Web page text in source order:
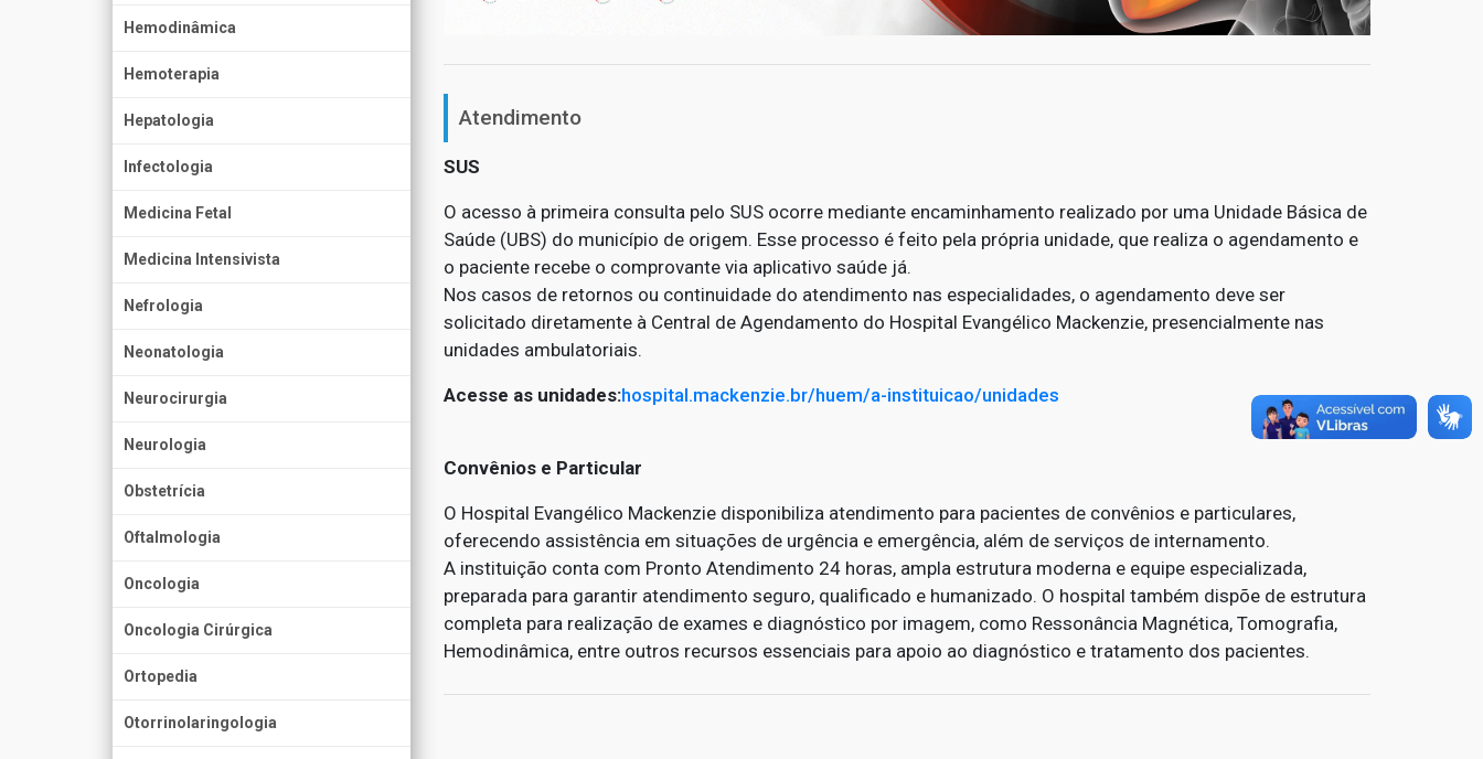
Hemodinâmica
Hemoterapia
Hepatologia
Infectologia
Medicina Fetal
Medicina Intensivista
Nefrologia
Neonatologia
Neurocirurgia
Neurologia
Obstetrícia
Oftalmologia
Oncologia
Oncologia Cirúrgica
Ortopedia
Otorrinolaringologia
Atendimento
SUS
O acesso à primeira consulta pelo SUS ocorre mediante encaminhamento realizado por uma Unidade Básica de
Saúde (UBS) do município de origem. Esse processo é feito pela própria unidade, que realiza o agendamento e
o paciente recebe o comprovante via aplicativo saúde já.
Nos casos de retornos ou continuidade do atendimento nas especialidades, o agendamento deve ser
solicitado diretamente à Central de Agendamento do Hospital Evangélico Mackenzie, presencialmente nas
unidades ambulatoriais.
Acesse as unidades:hospital.mackenzie.br/huem/a-instituicao/unidades
Convênios e Particular
O Hospital Evangélico Mackenzie disponibiliza atendimento para pacientes de convênios e particulares,
oferecendo assistência em situações de urgência e emergência, além de serviços de internamento.
A instituição conta com Pronto Atendimento 24 horas, ampla estrutura moderna e equipe especializada,
preparada para garantir atendimento seguro, qualificado e humanizado. O hospital também dispõe de estrutura
completa para realização de exames e diagnóstico por imagem, como Ressonância Magnética, Tomografia,
Hemodinâmica, entre outros recursos essenciais para apoio ao diagnóstico e tratamento dos pacientes.